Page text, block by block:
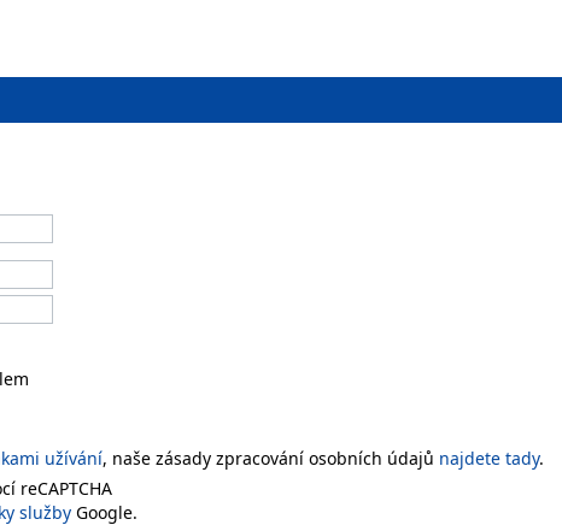
užívání, naše zásady zpracování osobních údajů najdete tady.
reCAPTCHA
služby Google.